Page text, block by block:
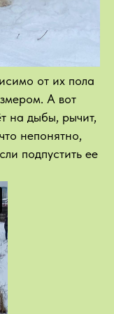
от их пола
А вот
на дыбы, рычит,
непонятно,
подпустить ее